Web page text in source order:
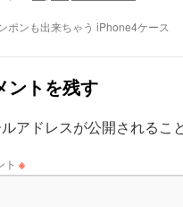
ポンも出来ちゃう iPhone4ケース
ントを残す
ルアドレスが公開されるこ
ト ※